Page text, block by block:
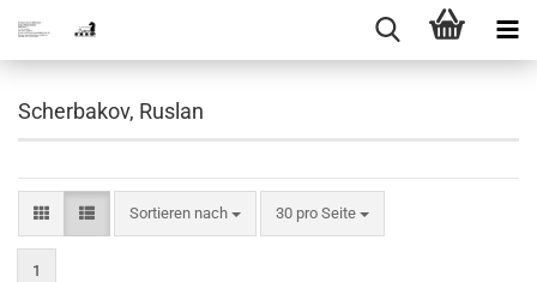
Scherbakov, Ruslan
Sortieren nach
Sortieren nach 30 pro Seite
pro Seite
1